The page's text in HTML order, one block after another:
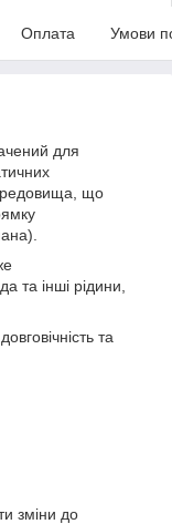
Оплата Умови
для
що
та інші рідини,
та
зміни до